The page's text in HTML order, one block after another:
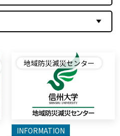
地域防災減災センター
INFORMATION